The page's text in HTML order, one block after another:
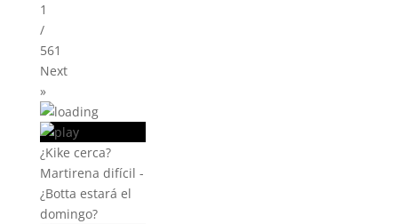
1
/
561
Next
»
¿Kike cerca?
Martirena difícil -
¿Botta estará el
domingo?